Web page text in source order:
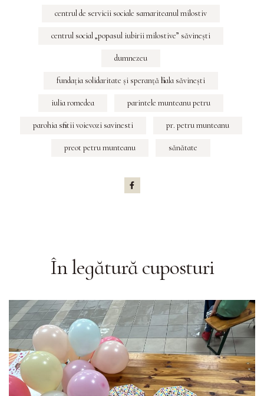
centrul de servicii sociale samariteanul milostiv
centrul social „popasul iubirii milostive” săvineşti
dumnezeu
fundaţia solidaritate şi speranţă filiala săvineşti
iulia romedea parintele munteanu petru
parohia sfintii voievozi savinesti pr. petru munteanu
preot petru munteanu sănătate
În legătură cuposturi